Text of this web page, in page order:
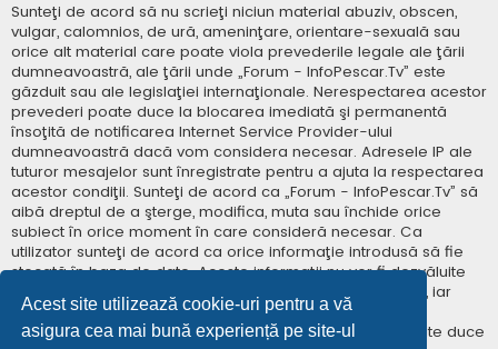
Acest site utilizează cookie-uri pentru a vă
asigura cea mai bună experiență pe site-ul
Sunteţi de acord să nu scrieţi niciun material abuziv, obscen,
vulgar, calomnios, de ură, ameninţare, orientare-sexuală sau
orice alt material care poate viola prevederile legale ale ţării
dumneavoastră, ale ţării unde „Forum - InfoPescar.Tv” este
găzduit sau ale legislaţiei internaţionale. Nerespectarea acestor
prevederi poate duce la blocarea imediată şi permanentă
însoţită de notificarea Internet Service Provider-ului
dumneavoastră dacă vom considera necesar. Adresele IP ale
tuturor mesajelor sunt înregistrate pentru a ajuta la respectarea
acestor condiţii. Sunteţi de acord ca „Forum - InfoPescar.Tv” să
aibă dreptul de a şterge, modifica, muta sau închide orice
subiect în orice moment în care consideră necesar. Ca
utilizator sunteţi de acord ca orice informaţie introdusă să fie
stocată în baza de date. Aceste informaţii nu vor fi dezvăluite
niciunei terţe părţi fără consimţământul dumneavoastră, iar
„Forum - InfoPescar.Tv” sau phpBB nu pot fi consideraţi
responsabili pentru vreo încercare de hacking care poate duce